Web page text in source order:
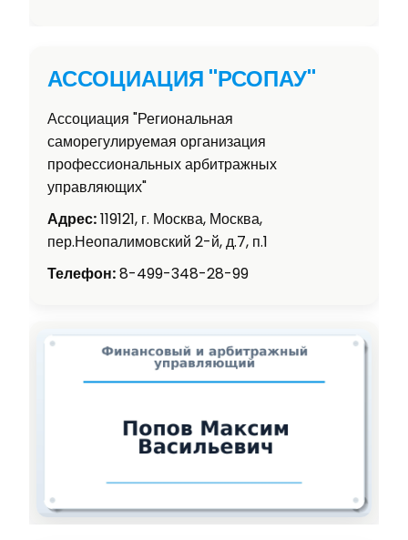
АССОЦИАЦИЯ "РСОПАУ"
Ассоциация "Региональная
саморегулируемая организация
профессиональных арбитражных
управляющих"
Адрес:119121, г. Москва, Москва,
пер.Неопалимовский 2-й, д.7, п.1
Телефон:8-499-348-28-99